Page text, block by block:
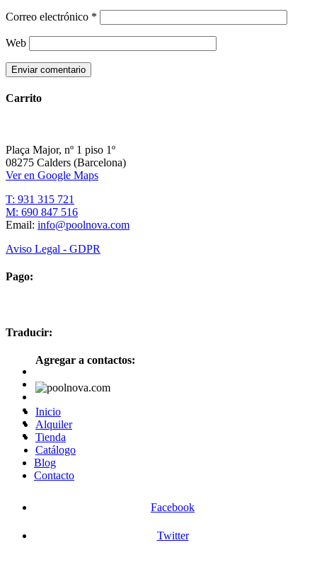
Correo electrónico *
Web
Carrito
Plaça Major, nº 1 piso 1º
08275 Calders (Barcelona)
Ver en Google Maps
T: 931 315 721
M: 690 847 516
Email: info@poolnova.com
Aviso Legal - GDPR
Pago:
Traducir:
Agregar a contactos:
Inicio
Alquiler
Tienda
Catálogo
Blog
Contacto
Facebook
Twitter